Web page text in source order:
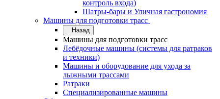
контроль входа)
Шатры-бары и Уличная гастрономия
Машины для подготовки трасс
Назад
Машины для подготовки трасс
Лебёдочные машины (системы для ратраков
и техники)
Машины и оборудование для ухода за
лыжными трассами
Ратраки
Специализированные машины